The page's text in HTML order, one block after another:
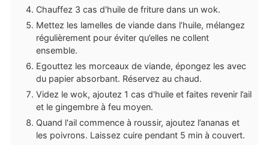
Chauffez 3 cas d'huile de friture dans un wok.
Mettez les lamelles de viande dans l’huile, mélangez
régulièrement pour éviter qu’elles ne collent
ensemble.
Egouttez les morceaux de viande, épongez les avec
du papier absorbant. Réservez au chaud.
Videz le wok, ajoutez 1 cas d'huile et faites revenir l’ail
et le gingembre à feu moyen.
Quand l'ail commence à roussir, ajoutez l’ananas et
les poivrons. Laissez cuire pendant 5 min à couvert.